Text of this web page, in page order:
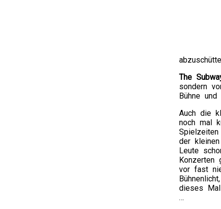
The
sondern
Bühne
Auch die
noch mal
der
Leute
Konzerten
vor fast
dieses
…